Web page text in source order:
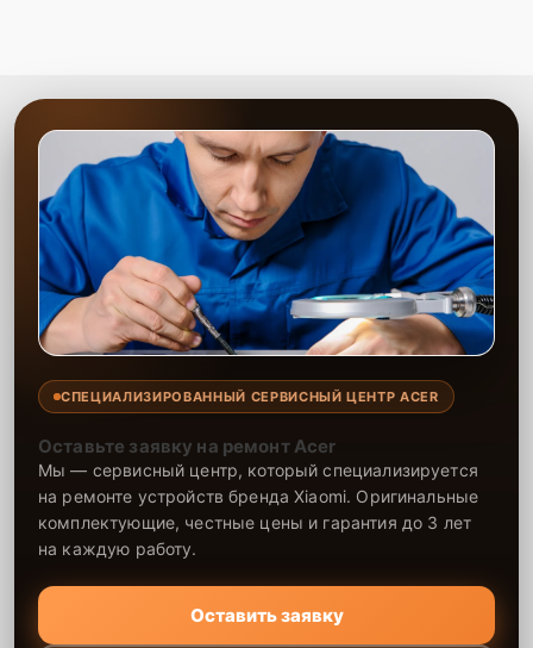
СПЕЦИАЛИЗИРОВАННЫЙ СЕРВИСНЫЙ ЦЕНТР ACER
Оставьте заявку на ремонт Acer
Мы — сервисный центр, который специализируется
на ремонте устройств бренда Xiaomi. Оригинальные
комплектующие, честные цены и гарантия до 3 лет
на каждую работу.
Оставить заявку